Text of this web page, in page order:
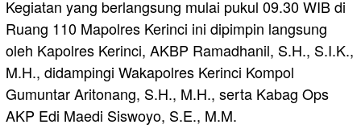
​Kegiatan yang berlangsung mulai pukul 09.30 WIB di
Ruang 110 Mapolres Kerinci ini dipimpin langsung
oleh Kapolres Kerinci, AKBP Ramadhanil, S.H., S.I.K.,
M.H., didampingi Wakapolres Kerinci Kompol
Gumuntar Aritonang, S.H., M.H., serta Kabag Ops
AKP Edi Maedi Siswoyo, S.E., M.M.